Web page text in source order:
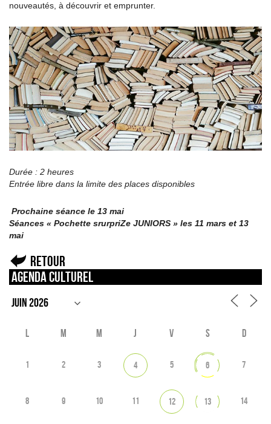
nouveautés, à découvrir et emprunter.
Durée : 2 heures
Entrée libre dans la limite des places disponibles
Prochaine séance le 13 mai
Séances « Pochette srurpriZe JUNIORS » les 11 mars et 13
mai
Retour
Agenda culturel
L M M J V S D
1 2 3 4 5 6 7
8 9 10 11 12 13 14